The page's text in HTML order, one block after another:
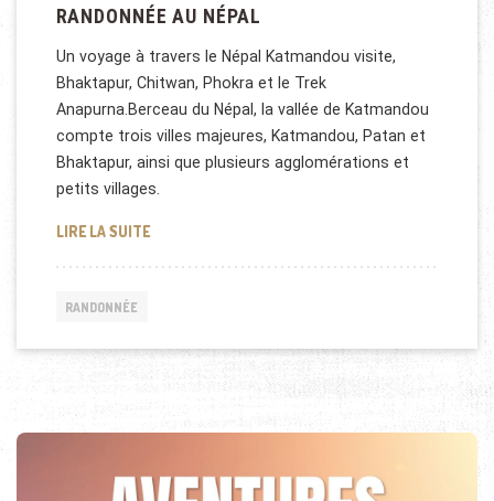
RANDONNÉE AU NÉPAL
Un voyage à travers le Népal Katmandou visite,
Bhaktapur, Chitwan, Phokra et le Trek
Anapurna.Berceau du Népal, la vallée de Katmandou
compte trois villes majeures, Katmandou, Patan et
Bhaktapur, ainsi que plusieurs agglomérations et
petits villages.
LIRE LA SUITERANDONNÉE AU NÉPAL
RANDONNÉE